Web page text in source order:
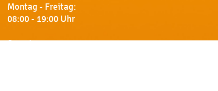
Montag - Freitag:
08:00 - 19:00 Uhr
Samstag: